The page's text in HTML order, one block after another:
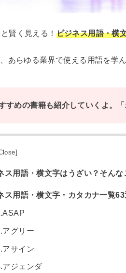
賢く見える！ ビジネス用語・横
あらゆる業界で使える用語を学
すめの書籍も紹介していくよ。
]
ス用語・横文字はうざい？そんな
ス用語・横文字・カタカナ一覧63
アグリー
アサイン
アジェンダ